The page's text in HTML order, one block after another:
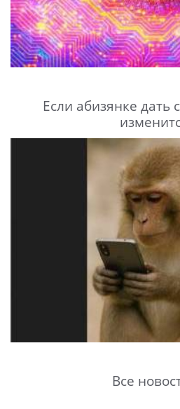
Если абизянке дать
Все